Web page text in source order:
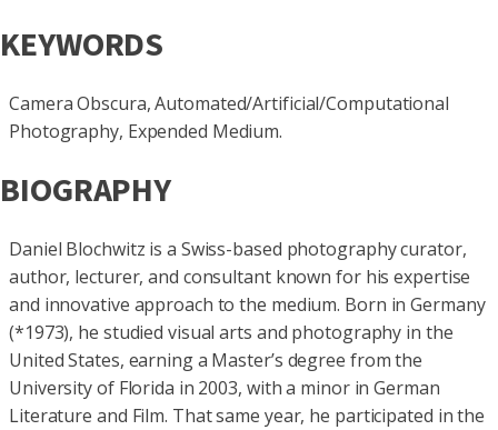
KEYWORDS
Camera Obscura, Automated/Artificial/Computational
Photography, Expended Medium.
BIOGRAPHY
Daniel Blochwitz is a Swiss-based photography curator,
author, lecturer, and consultant known for his expertise
and innovative approach to the medium. Born in Germany
(*1973), he studied visual arts and photography in the
United States, earning a Master’s degree from the
University of Florida in 2003, with a minor in German
Literature and Film. That same year, he participated in the